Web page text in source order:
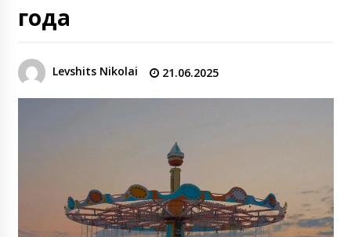
года
Levshits Nikolai 21.06.2025